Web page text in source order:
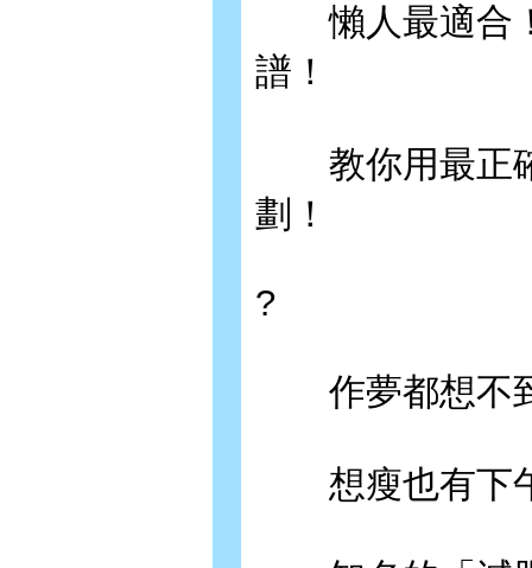
懶人最適合！
譜！
教你用最正確
劃！
?
作夢都想不到
想瘦也有下午